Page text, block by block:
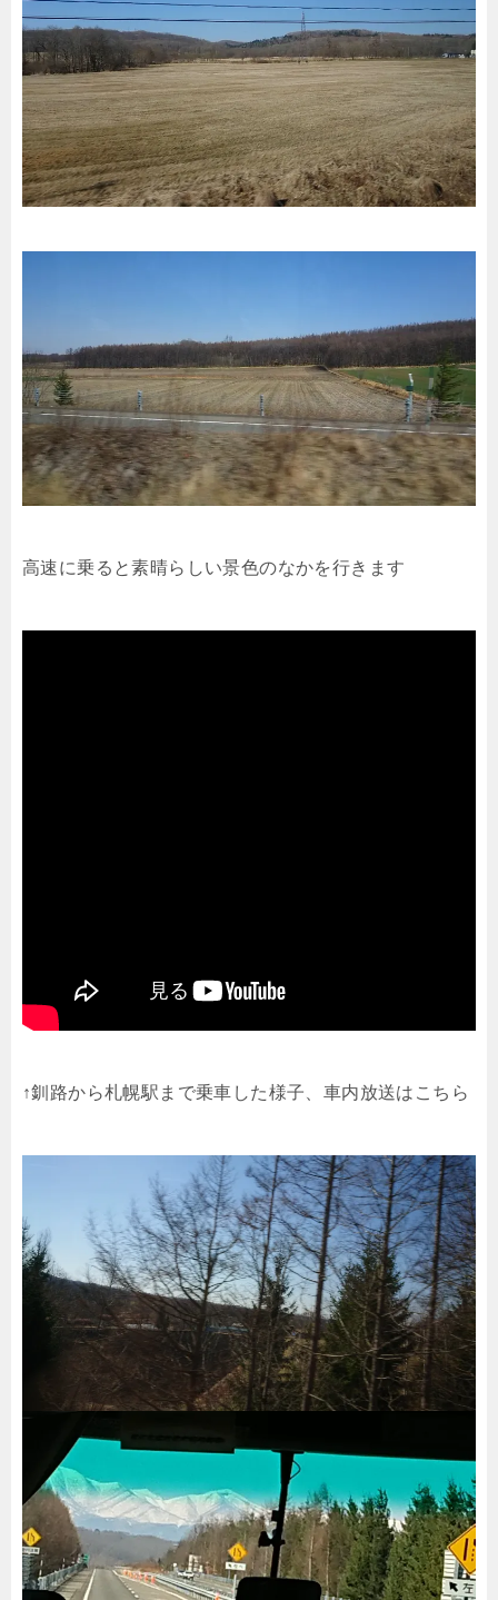
高速に乗ると素晴らしい景色のなかを行きます
↑釧路から札幌駅まで乗車した様子、車内放送はこちら